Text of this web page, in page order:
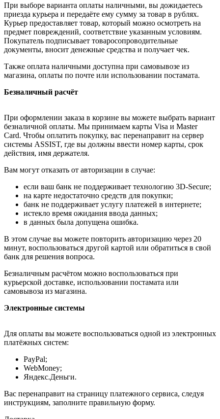
При выборе варианта оплаты наличными, вы дожидаетесь
приезда курьера и передаёте ему сумму за товар в рублях.
Курьер предоставляет товар, который можно осмотреть на
предмет повреждений, соответствие указанным условиям.
Покупатель подписывает товаросопроводительные
документы, вносит денежные средства и получает чек.
Также оплата наличными доступна при самовывозе из
магазина, оплаты по почте или использовании постамата.
Безналичный расчёт
При оформлении заказа в корзине вы можете выбрать вариант
безналичной оплаты. Мы принимаем карты Visa и Master
Card. Чтобы оплатить покупку, вас перенаправит на сервер
системы ASSIST, где вы должны ввести номер карты, срок
действия, имя держателя.
Вам могут отказать от авторизации в случае:
если ваш банк не поддерживает технологию 3D-Secure;
на карте недостаточно средств для покупки;
банк не поддерживает услугу платежей в интернете;
истекло время ожидания ввода данных;
в данных была допущена ошибка.
В этом случае вы можете повторить авторизацию через 20
минут, воспользоваться другой картой или обратиться в свой
банк для решения вопроса.
Безналичным расчётом можно воспользоваться при
курьерской доставке, использовании постамата или
самовывоза из магазина.
Электронные системы
Для оплаты вы можете воспользоваться одной из электронных
платёжных систем:
PayPal;
WebMoney;
Яндекс.Деньги.
Вас перенаправит на страницу платежного сервиса, следуя
инструкциям, заполните правильную форму.